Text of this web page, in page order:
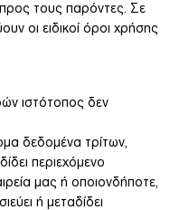
τους παρόντες. Σε
οι ειδικοί όροι χρήσης
ιστότοπος δεν
δεδομένα τρίτων,
περιεχόμενο
μας ή οποιονδήποτε,
ή μεταδίδει